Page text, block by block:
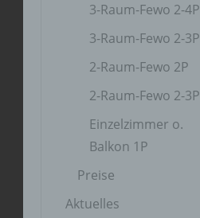
3-Raum-Fewo 2-4P
3-Raum-Fewo 2-3P
2-Raum-Fewo 2P
2-Raum-Fewo 2-3P
Einzelzimmer o.
Balkon 1P
Preise
Aktuelles